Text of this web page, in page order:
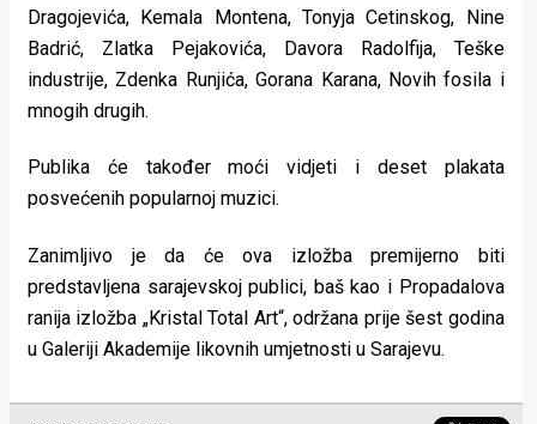
Dragojevića, Kemala Montena, Tonyja Cetinskog, Nine
Badrić, Zlatka Pejakovića, Davora Radolfija, Teške
industrije, Zdenka Runjića, Gorana Karana, Novih fosila i
mnogih drugih.
Publika će također moći vidjeti i deset plakata
posvećenih popularnoj muzici.
Zanimljivo je da će ova izložba premijerno biti
predstavljena sarajevskoj publici, baš kao i Propadalova
ranija izložba „Kristal Total Art“, održana prije šest godina
u Galeriji Akademije likovnih umjetnosti u Sarajevu.